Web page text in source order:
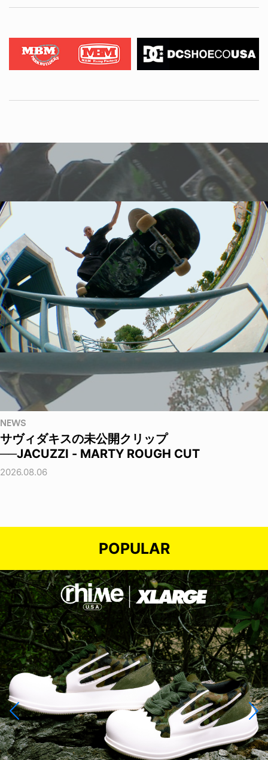
NEWS
サヴィダキスの未公開クリップ
──JACUZZI - MARTY ROUGH CUT
2026.08.06
POPULAR